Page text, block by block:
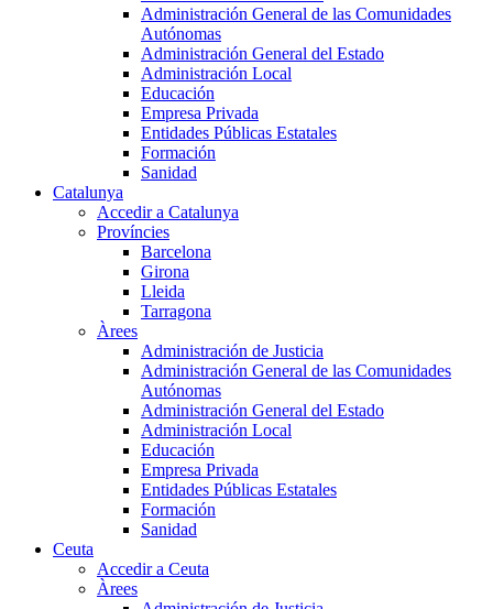
Administración General de las Comunidades
Autónomas
Administración General del Estado
Administración Local
Educación
Empresa Privada
Entidades Públicas Estatales
Formación
Sanidad
Catalunya
Accedir a Catalunya
Províncies
Barcelona
Girona
Lleida
Tarragona
Àrees
Administración de Justicia
Administración General de las Comunidades
Autónomas
Administración General del Estado
Administración Local
Educación
Empresa Privada
Entidades Públicas Estatales
Formación
Sanidad
Ceuta
Accedir a Ceuta
Àrees